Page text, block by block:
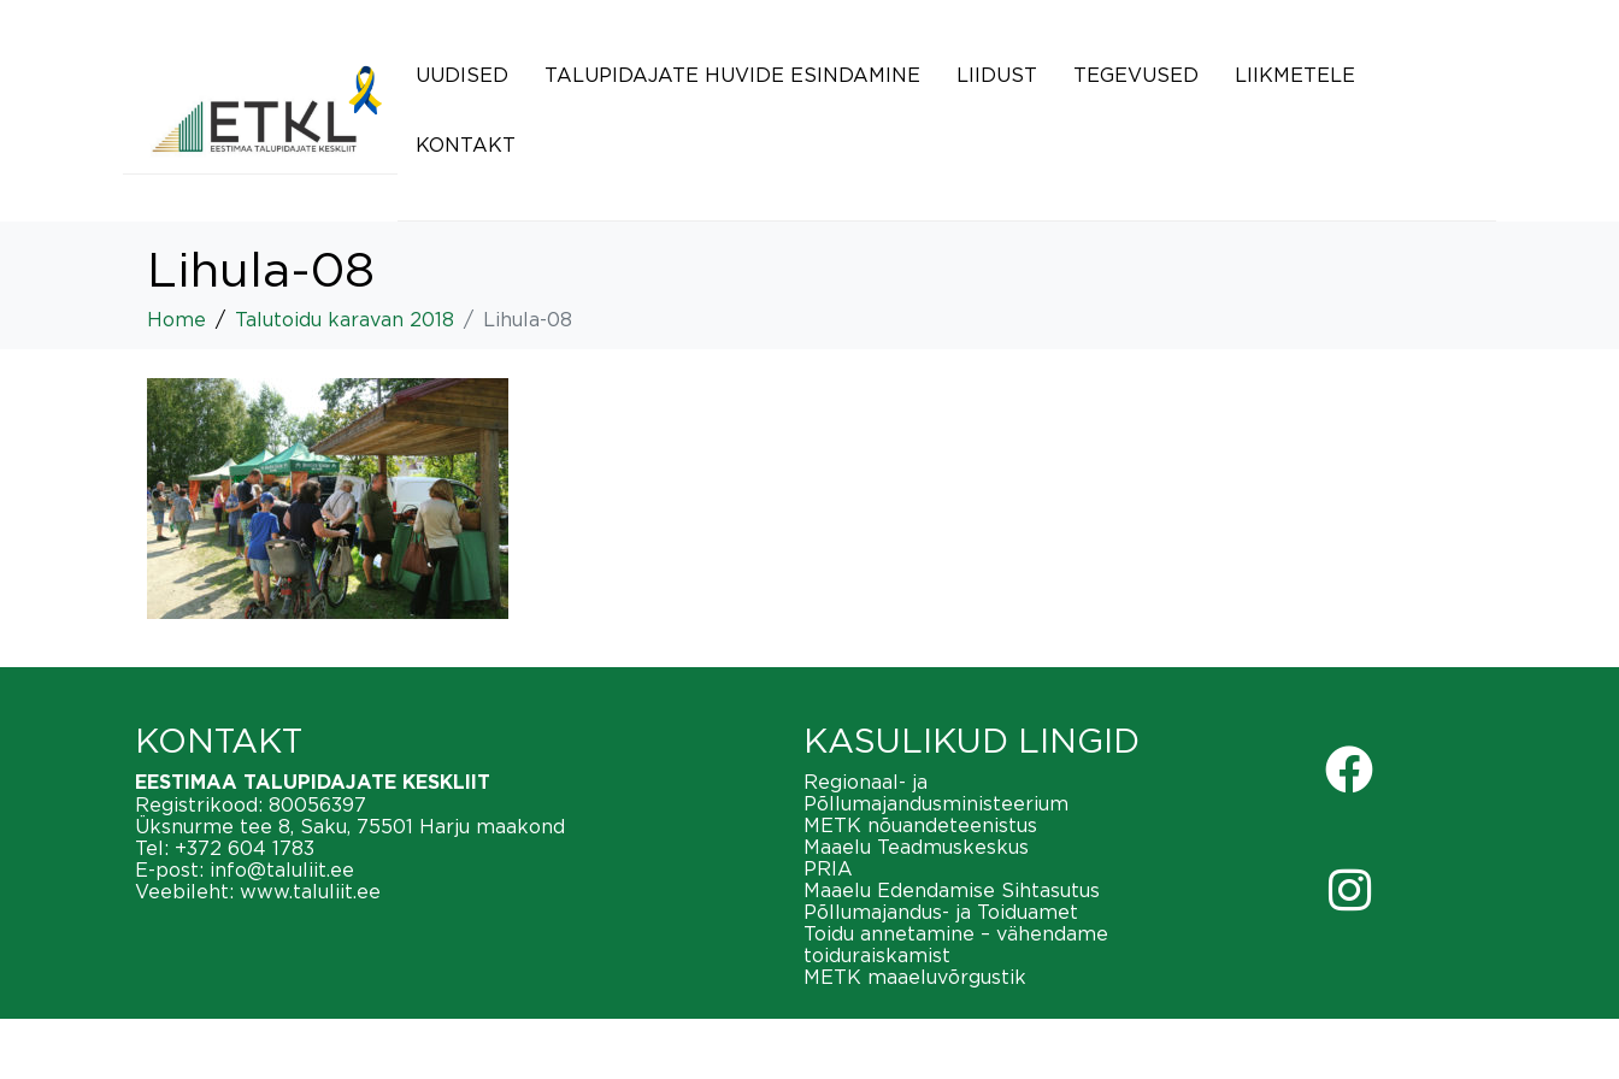
UUDISED TALUPIDAJATE HUVIDE ESINDAMINE LIIDUST TEGEVUSED LIIKMETELE
KONTAKT
Lihula-08
Home Talutoidu karavan 2018 Lihula-08
KONTAKT
EESTIMAA TALUPIDAJATE KESKLIIT
Registrikood: 80056397
Üksnurme tee 8, Saku, 75501 Harju maakond
Tel: +372 604 1783
E-post: info@taluliit.ee
Veebileht: www.taluliit.ee
KASULIKUD LINGID
Regionaal- ja
Põllumajandusministeerium
METK nõuandeteenistus
Maaelu Teadmuskeskus
PRIA
Maaelu Edendamise Sihtasutus
Põllumajandus- ja Toiduamet
Toidu annetamine – vähendame
toiduraiskamist
METK maaeluvõrgustik